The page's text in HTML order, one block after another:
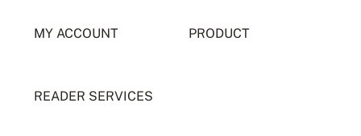
MY ACCOUNT PRODUCT
READER SERVICES